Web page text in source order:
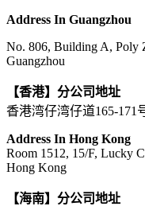
Address In Guangzhou
No. 806, Building A, Poly
Guangzhou
【香港】分公司地址
香港湾仔湾仔道165-171
Address In Hong Kong
Room 1512, 15/F, Lucky
Hong Kong
【海南】分公司地址